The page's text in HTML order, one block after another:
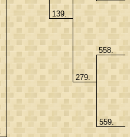
139.
279.
558.
559.